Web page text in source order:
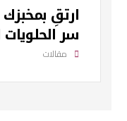
ارتقِ بمخبزك
سر
مقالات